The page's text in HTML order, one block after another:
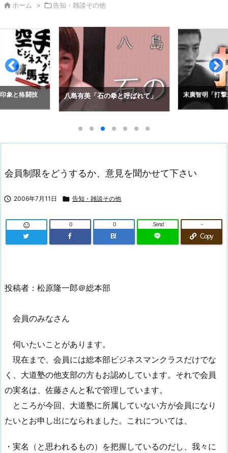
 ホーム > 告知・雑談その他
象と格闘技 八島有美「石の拳と呼ばれて」 末廣智明「打
会員制限をどうするか、意見を聞かせて下さい
 2006年7月11日  告知・雑談その他
 0
B!
0 Send
Copy
-
投稿者：松原隆一郎＠総本部
会員のみなさん
伺いたいことがあります。
現在まで、会員には総本部ビジネスマンクラスだけでな
く、大道塾の他支部の方もお認めしています。それで会員
の実名は、佐藤さんと私で管理しています。
ところが今回、大道塾に所属していない方が会員になり
たいとお申し出になられました。これについては、
・実名（と思われるもの）を把握しているのだし、我々に